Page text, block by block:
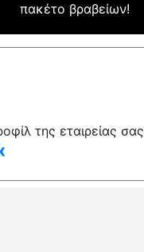
πακέτο βραβείων!
της εταιρείας σας